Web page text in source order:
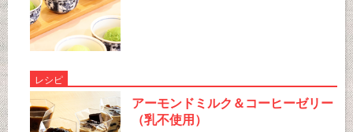
レシピ
アーモンドミルク＆コーヒーゼリー
（乳不使用）